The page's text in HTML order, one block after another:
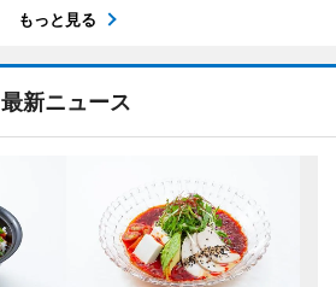
もっと見る
最新ニュース